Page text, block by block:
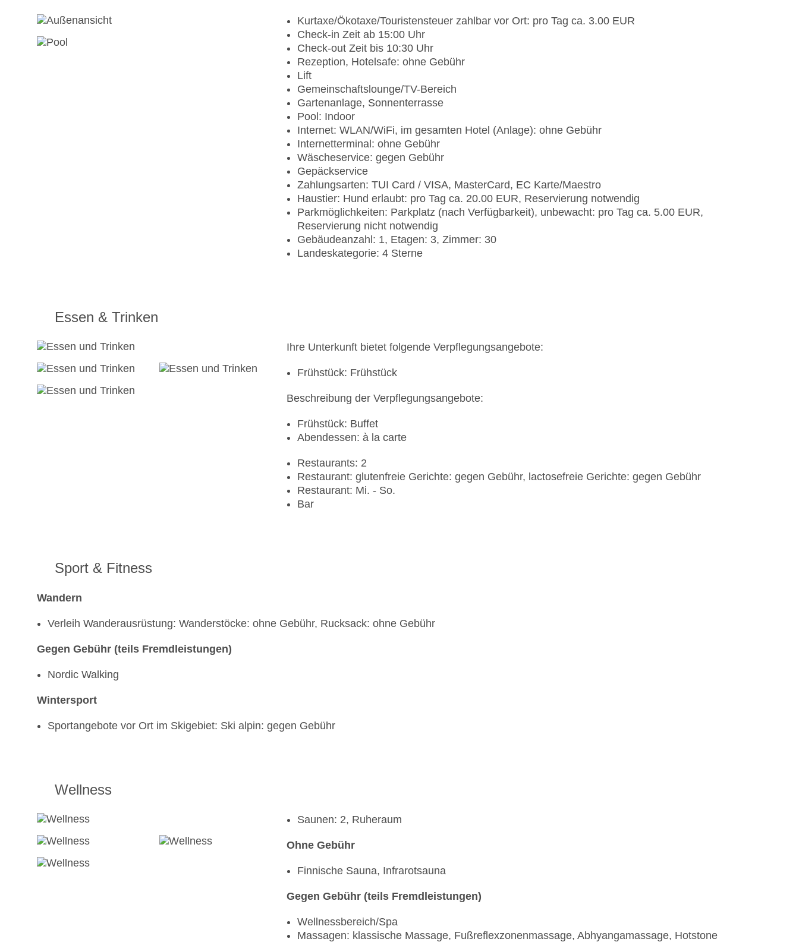
Kurtaxe/Ökotaxe/Touristensteuer zahlbar vor Ort: pro Tag ca. 3.00 EUR
Check-in Zeit ab 15:00 Uhr
Check-out Zeit bis 10:30 Uhr
Rezeption, Hotelsafe: ohne Gebühr
Lift
Gemeinschaftslounge/TV-Bereich
Gartenanlage, Sonnenterrasse
Pool: Indoor
Internet: WLAN/WiFi, im gesamten Hotel (Anlage): ohne Gebühr
Internetterminal: ohne Gebühr
Wäscheservice: gegen Gebühr
Gepäckservice
Zahlungsarten: TUI Card / VISA, MasterCard, EC Karte/Maestro
Haustier: Hund erlaubt: pro Tag ca. 20.00 EUR, Reservierung notwendig
Parkmöglichkeiten: Parkplatz (nach Verfügbarkeit), unbewacht: pro Tag ca. 5.00 EUR,
Reservierung nicht notwendig
Gebäudeanzahl: 1, Etagen: 3, Zimmer: 30
Landeskategorie: 4 Sterne
Essen & Trinken
Ihre Unterkunft bietet folgende Verpflegungsangebote:
Frühstück: Frühstück
Beschreibung der Verpflegungsangebote:
Frühstück: Buffet
Abendessen: à la carte
Restaurants: 2
Restaurant: glutenfreie Gerichte: gegen Gebühr, lactosefreie Gerichte: gegen Gebühr
Restaurant: Mi. - So.
Bar
Sport & Fitness
Wandern
Verleih Wanderausrüstung: Wanderstöcke: ohne Gebühr, Rucksack: ohne Gebühr
Gegen Gebühr (teils Fremdleistungen)
Nordic Walking
Wintersport
Sportangebote vor Ort im Skigebiet: Ski alpin: gegen Gebühr
Wellness
Saunen: 2, Ruheraum
Ohne Gebühr
Finnische Sauna, Infrarotsauna
Gegen Gebühr (teils Fremdleistungen)
Wellnessbereich/Spa
Massagen: klassische Massage, Fußreflexzonenmassage, Abhyangamassage, Hotstone